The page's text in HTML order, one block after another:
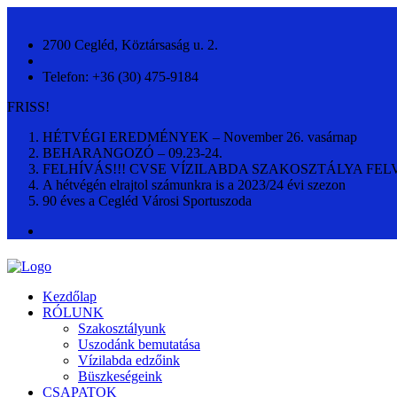
2700 Cegléd, Köztársaság u. 2.
Telefon: +36 (30) 475-9184
FRISS!
HÉTVÉGI EREDMÉNYEK – November 26. vasárnap
BEHARANGOZÓ – 09.23-24.
FELHÍVÁS!!! CVSE VÍZILABDA SZAKOSZTÁLYA
A hétvégén elrajtol számunkra is a 2023/24 évi szezon
90 éves a Cegléd Városi Sportuszoda
Kezdőlap
RÓLUNK
Szakosztályunk
Uszodánk bemutatása
Vízilabda edzőink
Büszkeségeink
CSAPATOK